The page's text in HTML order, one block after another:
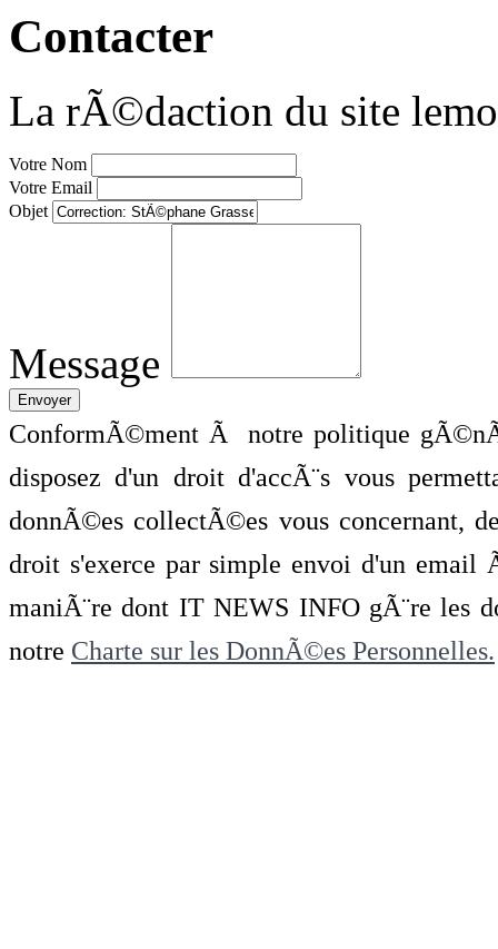
Contacter
La rÃ©daction du site
Votre Nom
Votre Email
Objet
Message
ConformÃ©ment Ã notre politique
disposez d'un droit d'accÃ¨s vous
donnÃ©es collectÃ©es vous concernant,
droit s'exerce par simple envoi d'un
maniÃ¨re dont IT NEWS INFO gÃ¨re les
notre Charte sur les DonnÃ©es Personnelles.